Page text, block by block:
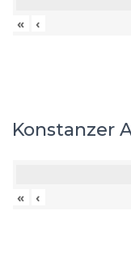
« ‹
Konstanzer
« ‹